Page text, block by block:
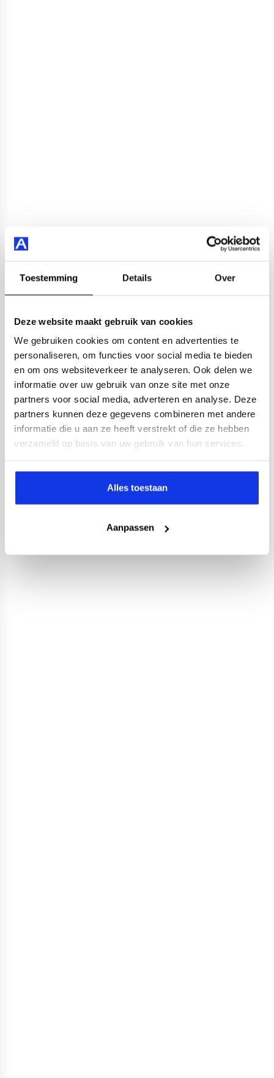
Toestemming Details Over
Deze website maakt gebruik van cookies
We gebruiken cookies om content en advertenties te
personaliseren, om functies voor social media te bieden
en om ons websiteverkeer te analyseren. Ook delen we
informatie over uw gebruik van onze site met onze
partners voor social media, adverteren en analyse. Deze
partners kunnen deze gegevens combineren met andere
informatie die u aan ze heeft verstrekt of die ze hebben
verzameld op basis van uw gebruik van hun services.
Alles toestaan
Aanpassen